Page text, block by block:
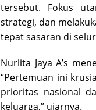
tersebut. Fokus
strategi, dan
tepat sasaran di
Nurlita Jaya A’s
“Pertemuan ini
prioritas nasional
keluarga,” ujarnya.